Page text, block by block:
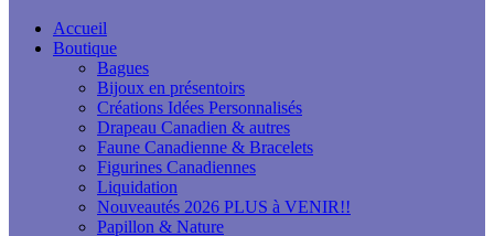
Accueil
Boutique
Bagues
Bijoux en présentoirs
Créations Idées Personnalisés
Drapeau Canadien & autres
Faune Canadienne & Bracelets
Figurines Canadiennes
Liquidation
Nouveautés 2026 PLUS à VENIR!!
Papillon & Nature